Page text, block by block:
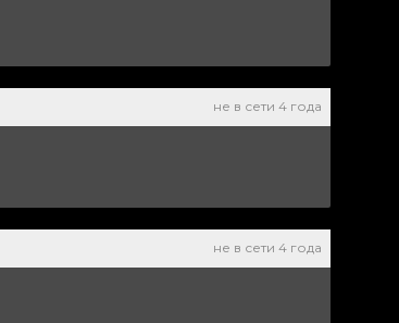
не в сети 4 года
не в сети 4 года